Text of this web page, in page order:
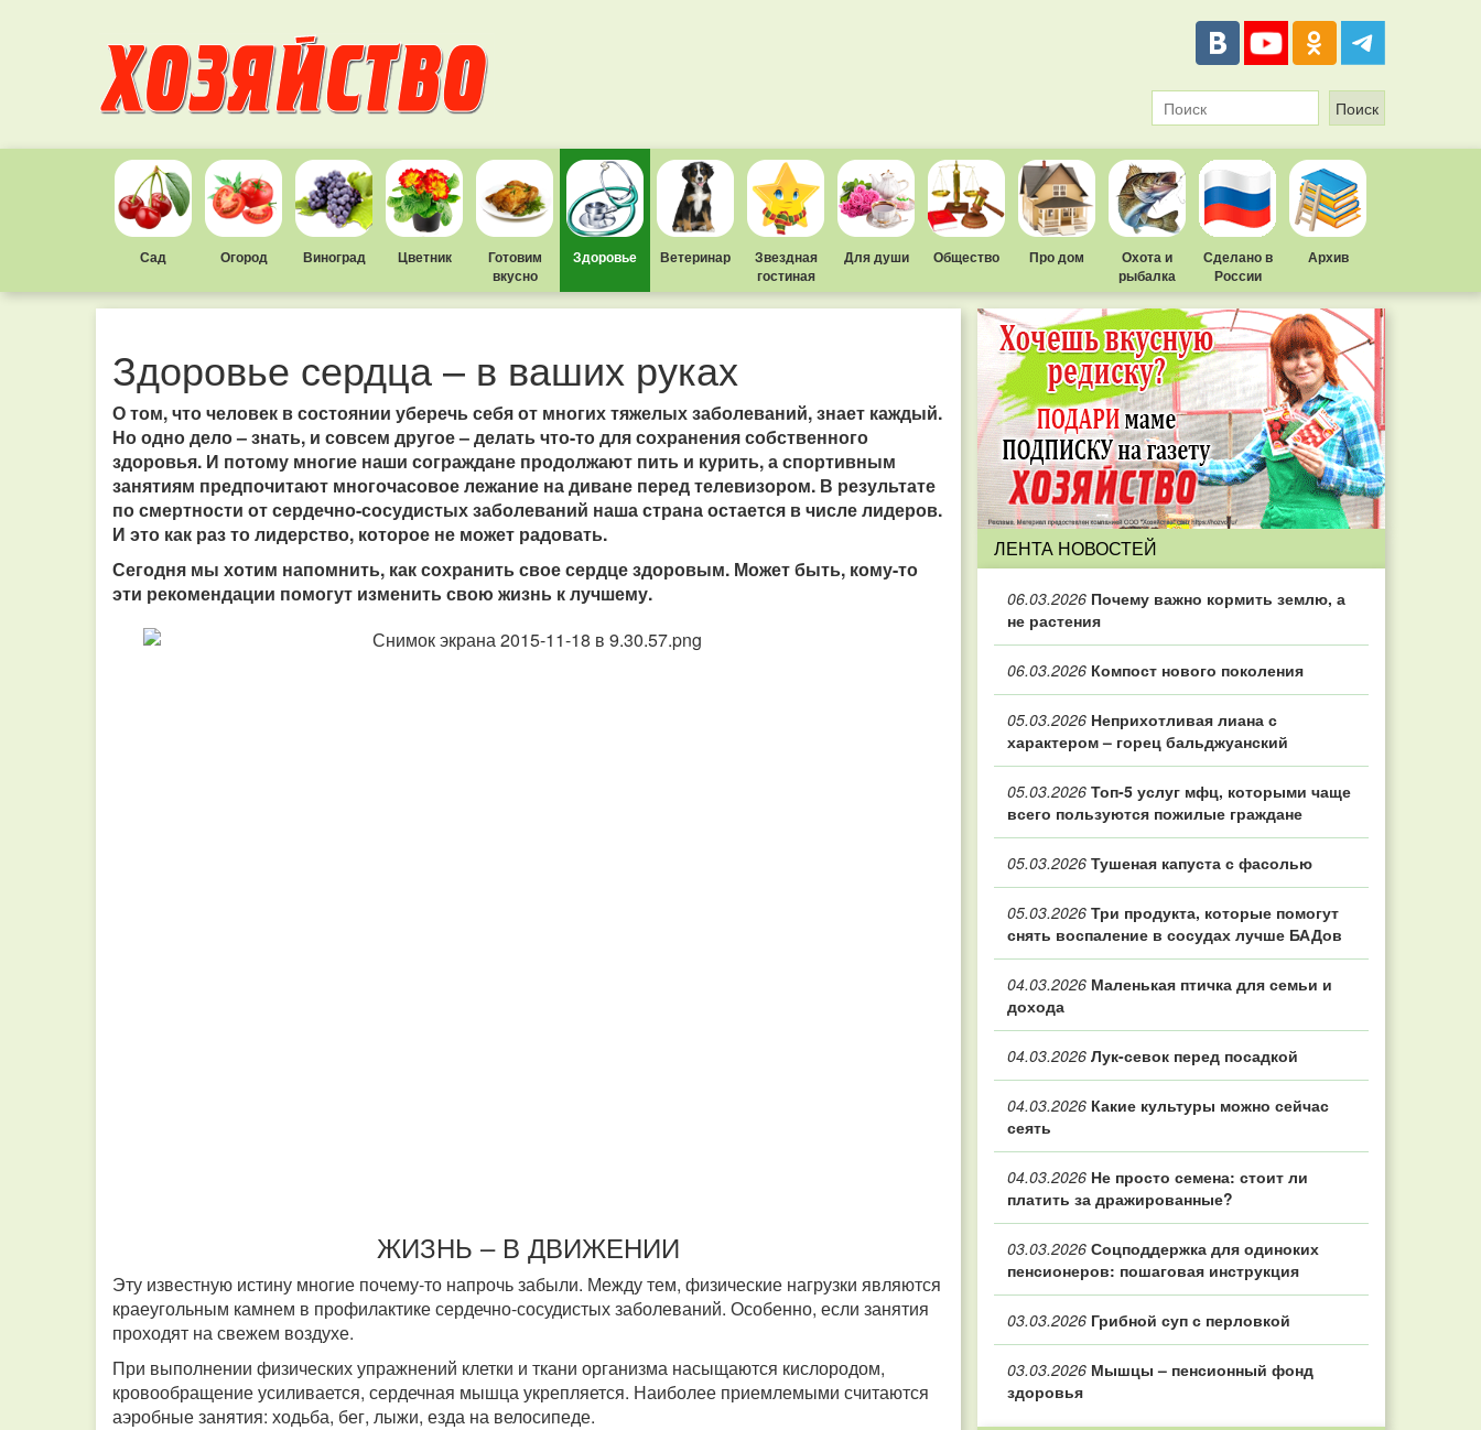
Сад Огород Виноград Цветник
Готовим
вкусно
Здоровье Ветеринар
Звездная
гостиная
Для души Общество Про дом
Охота и
рыбалка
Сделано в
России
Архив
Здоровье сердца – в ваших руках
О том, что человек в состоянии уберечь себя от многих тяжелых заболеваний, знает каждый.
Но одно дело – знать, и совсем другое – делать что-то для сохранения собственного
здоровья. И потому многие наши сограждане продолжают пить и курить, а спортивным
занятиям предпочитают многочасовое лежание на диване перед телевизором. В результате
по смертности от сердечно-сосудистых заболеваний наша страна остается в числе лидеров.
И это как раз то лидерство, которое не может радовать.
Сегодня мы хотим напомнить, как сохранить свое сердце здоровым. Может быть, кому-то
эти рекомендации помогут изменить свою жизнь к лучшему.
ЖИЗНЬ – В ДВИЖЕНИИ
Эту известную истину многие почему-то напрочь забыли. Между тем, физические нагрузки являются
краеугольным камнем в профилактике сердечно-сосудистых заболеваний. Особенно, если занятия
проходят на свежем воздухе.
При выполнении физических упражнений клетки и ткани организма насыщаются кислородом,
кровообращение усиливается, сердечная мышца укрепляется. Наиболее приемлемыми считаются
аэробные занятия: ходьба, бег, лыжи, езда на велосипеде.
ЛЕНТА НОВОСТЕЙ
06.03.2026 Почему важно кормить землю, а
не растения
06.03.2026 Компост нового поколения
05.03.2026 Неприхотливая лиана с
характером – горец бальджуанский
05.03.2026 Топ‑5 услуг мфц, которыми чаще
всего пользуются пожилые граждане
05.03.2026 Тушеная капуста с фасолью
05.03.2026 Три продукта, которые помогут
снять воспаление в сосудах лучше БАДов
04.03.2026 Маленькая птичка для семьи и
дохода
04.03.2026 Лук-севок перед посадкой
04.03.2026 Какие культуры можно сейчас
сеять
04.03.2026 Не просто семена: стоит ли
платить за дражированные?
03.03.2026 Соцподдержка для одиноких
пенсионеров: пошаговая инструкция
03.03.2026 Грибной суп с перловкой
03.03.2026 Мышцы – пенсионный фонд
здоровья